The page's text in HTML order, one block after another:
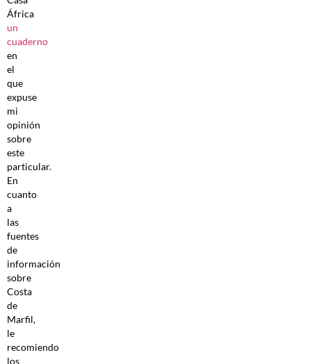
África
un
cuaderno
en
el
que
expuse
mi
opinión
sobre
este
particular.
En
cuanto
a
las
fuentes
de
información
sobre
Costa
de
Marfil,
le
recomiendo
los